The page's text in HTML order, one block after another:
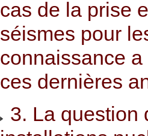
cas de la prise
séismes pour
connaissance
ces dernières
3. La question